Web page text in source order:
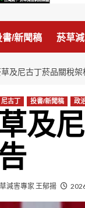
書/新聞稿 菸草
及尼古丁菸品關稅
尼古丁 投書/新聞稿 政
及
減害專家 王郁揚